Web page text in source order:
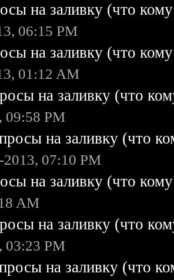
на заливку (что
06:15 PM
на заливку (что
01:12 AM
на заливку (что
09:58 PM
на заливку (что
2013, 07:10 PM
на заливку (что
AM
на заливку (что
03:23 PM
на заливку (что